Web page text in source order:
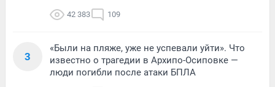
42 383 109
3
«Были на пляже, уже не успевали уйти». Что
известно о трагедии в Архипо-Осиповке —
люди погибли после атаки БПЛА